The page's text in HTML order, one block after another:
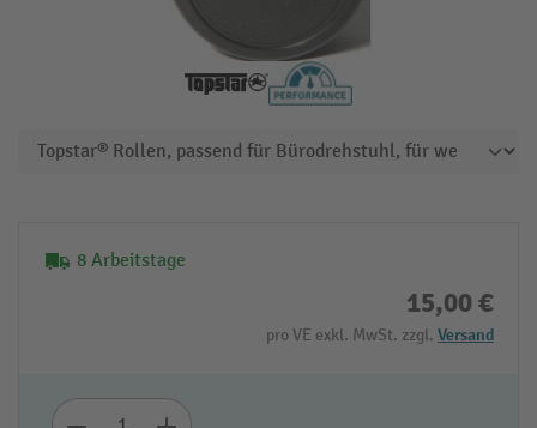
8 Arbeitstage
15,00 €
pro VE exkl. MwSt. zzgl. Versand